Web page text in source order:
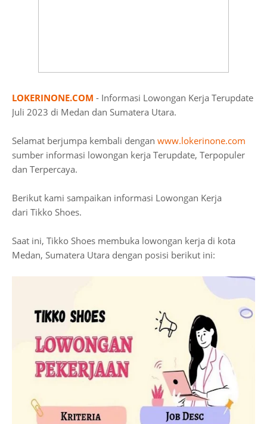
LOKERINONE.COM - Informasi Lowongan Kerja Terupdate
Juli 2023 di Medan dan Sumatera Utara.
Selamat berjumpa kembali dengan www.lokerinone.com
sumber informasi lowongan kerja Terupdate, Terpopuler
dan Terpercaya.
Berikut kami sampaikan informasi Lowongan Kerja
dari Tikko Shoes.
Saat ini, Tikko Shoes membuka lowongan kerja di kota
Medan, Sumatera Utara dengan posisi berikut ini: